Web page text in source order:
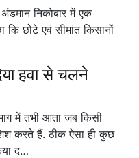
निकोबार में एक
छोटे एवं सीमांत किसानों
हवा से चलने
में तभी आता जब किसी
करते हैं. ठीक ऐसा ही कुछ
द…